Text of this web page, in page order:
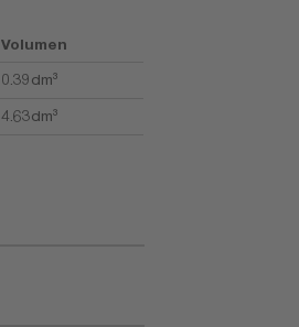
Volumen
0.39dm³
4.63dm³